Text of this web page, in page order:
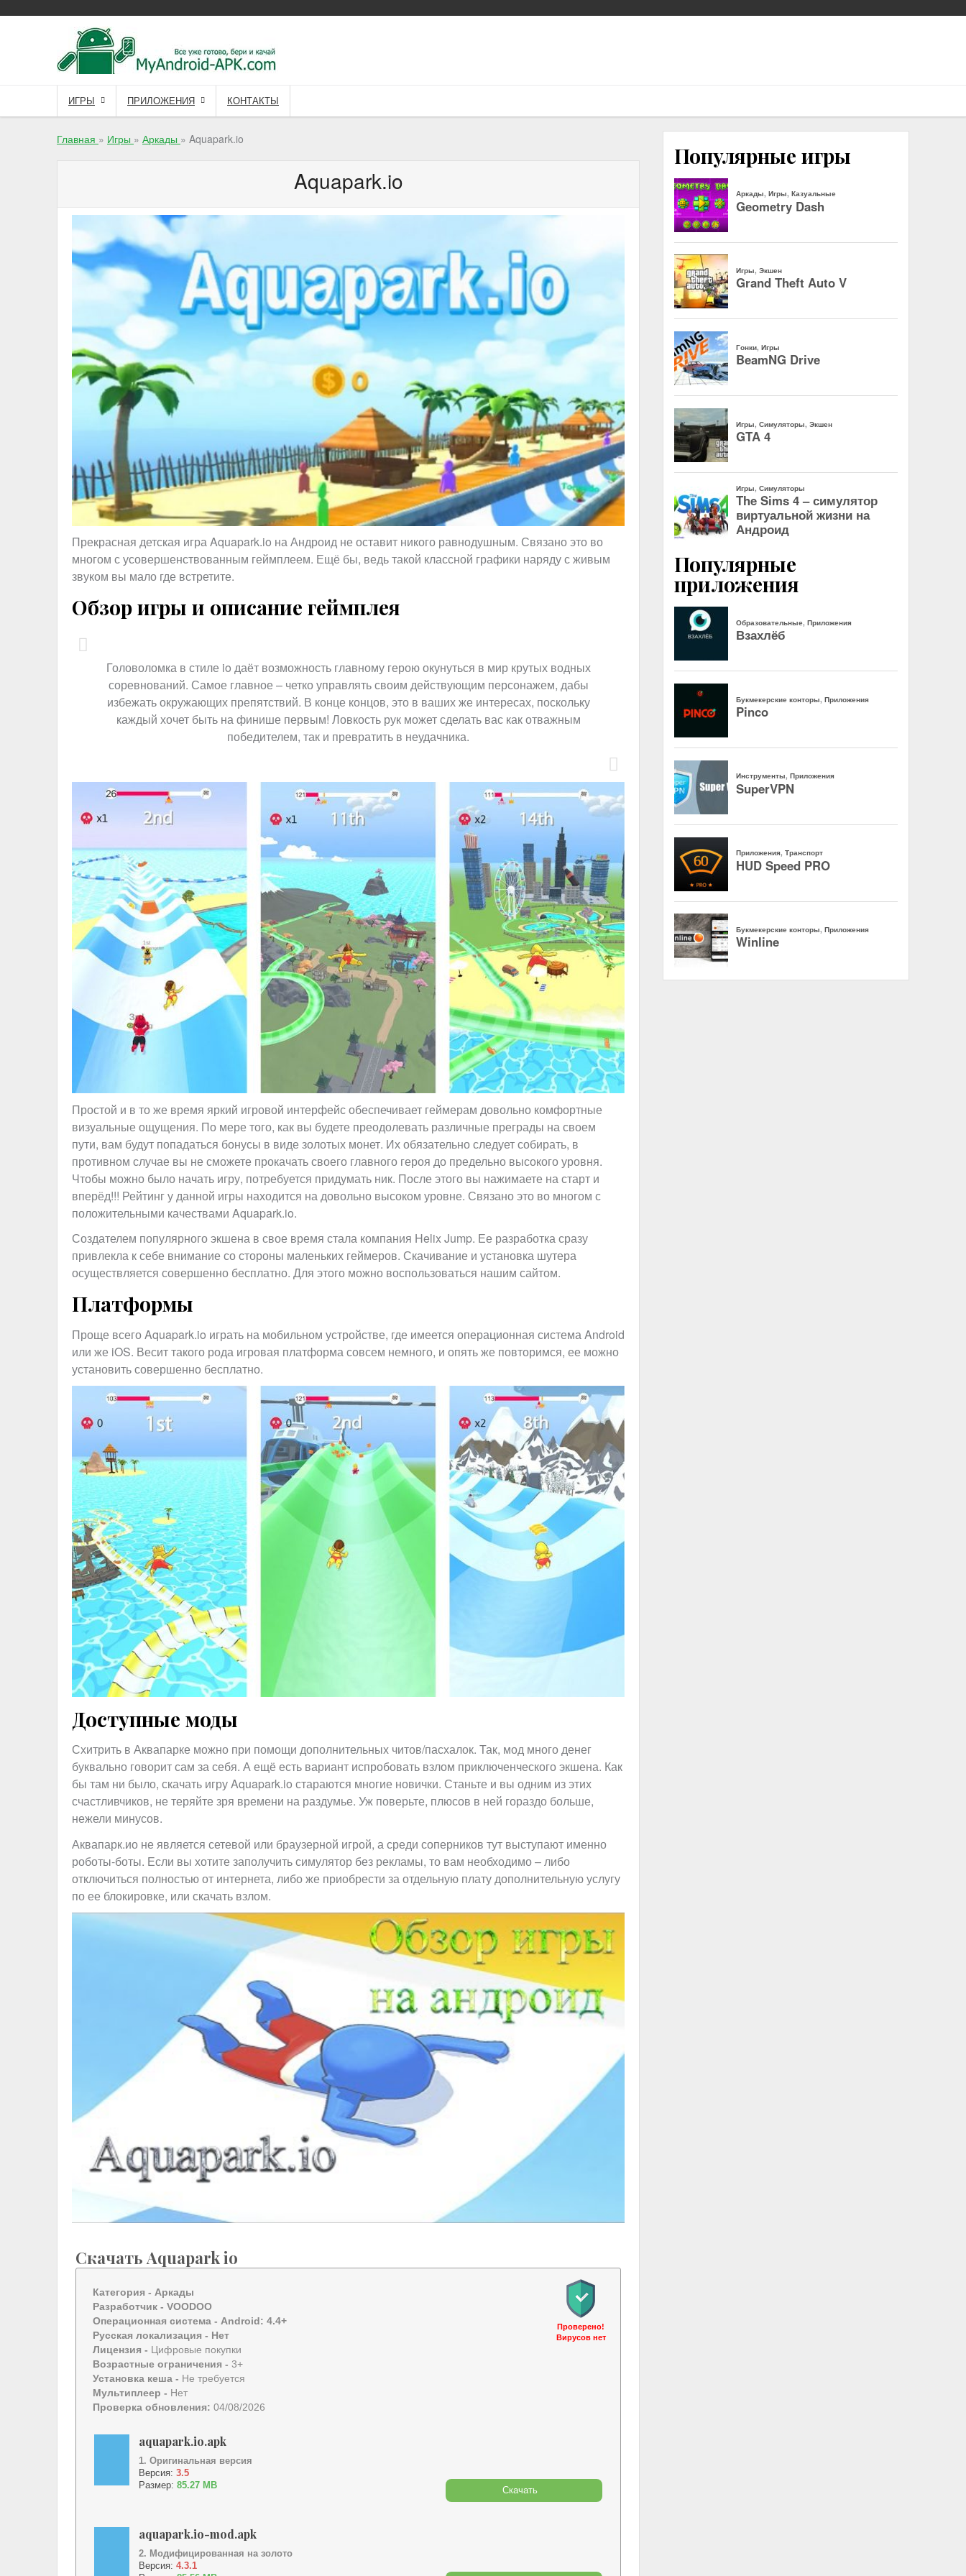
to
ИГРЫ ПРИЛОЖЕНИЯ КОНТАКТЫ
Главная » Игры » Аркады » Aquapark.io
Aquapark.io
Прекрасная детская игра Aquapark.io на Андроид не оставит никого равнодушным. Связано это во
многом с усовершенствованным геймплеем. Ещё бы, ведь такой классной графики наряду с живым
звуком вы мало где встретите.
Обзор игры и описание геймплея
Головоломка в стиле io даёт возможность главному герою окунуться в мир крутых водных
соревнований. Самое главное – четко управлять своим действующим персонажем, дабы
избежать окружающих препятствий. В конце концов, это в ваших же интересах, поскольку
каждый хочет быть на финише первым! Ловкость рук может сделать вас как отважным
победителем, так и превратить в неудачника.
Простой и в то же время яркий игровой интерфейс обеспечивает геймерам довольно комфортные
визуальные ощущения. По мере того, как вы будете преодолевать различные преграды на своем
пути, вам будут попадаться бонусы в виде золотых монет. Их обязательно следует собирать, в
противном случае вы не сможете прокачать своего главного героя до предельно высокого уровня.
Чтобы можно было начать игру, потребуется придумать ник. После этого вы нажимаете на старт и
вперёд!!! Рейтинг у данной игры находится на довольно высоком уровне. Связано это во многом с
положительными качествами Aquapark.io.
Создателем популярного экшена в свое время стала компания Helix Jump. Ее разработка сразу
привлекла к себе внимание со стороны маленьких геймеров. Скачивание и установка шутера
осуществляется совершенно бесплатно. Для этого можно воспользоваться нашим сайтом.
Платформы
Проще всего Aquapark.io играть на мобильном устройстве, где имеется операционная система Android
или же iOS. Весит такого рода игровая платформа совсем немного, и опять же повторимся, ее можно
установить совершенно бесплатно.
Доступные моды
Схитрить в Аквапарке можно при помощи дополнительных читов/пасхалок. Так, мод много денег
буквально говорит сам за себя. А ещё есть вариант испробовать взлом приключенческого экшена. Как
бы там ни было, скачать игру Aquapark.io стараются многие новички. Станьте и вы одним из этих
счастливчиков, не теряйте зря времени на раздумье. Уж поверьте, плюсов в ней гораздо больше,
нежели минусов.
Аквапарк.ио не является сетевой или браузерной игрой, а среди соперников тут выступают именно
роботы-боты. Если вы хотите заполучить симулятор без рекламы, то вам необходимо – либо
отключиться полностью от интернета, либо же приобрести за отдельную плату дополнительную услугу
по ее блокировке, или скачать взлом.
Скачать Aquapark io
Категория - Аркады
Разработчик - VOODOO
Операционная система - Android: 4.4+
Русская локализация - Нет
Лицензия - Цифровые покупки
Возрастные ограничения - 3+
Установка кеша - Не требуется
Мультиплеер - Нет
Проверка обновления: 04/08/2026
Проверено!
Вирусов нет
aquapark.io.apk
1. Оригинальная версия
Версия: 3.5
Размер: 85.27 MB Скачать
aquapark.io-mod.apk
2. Модифицированная на золото
Версия: 4.3.1
Популярные игры
Популярные
приложения